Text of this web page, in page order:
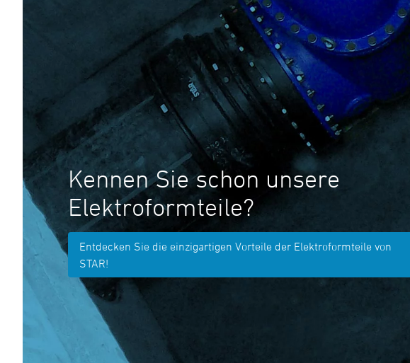
Kennen Sie schon unsere
Elektroformteile?
Entdecken Sie die einzigartigen Vorteile der Elektroformteile von
STAR!